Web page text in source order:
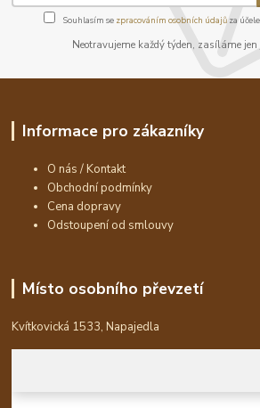
Souhlasím se zpracováním osobních údajůza
Neotravujeme každý týden, zasíláme jen
Informace pro zákazníky
O nás / Kontakt
Obchodní podmínky
Cena dopravy
Odstoupení od smlouvy
Místo osobního převzetí
Kvítkovická 1533, Napajedla